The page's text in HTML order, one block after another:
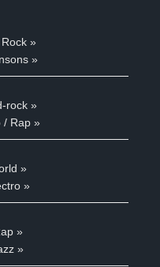
»
»
rock »
/ Rap »
»
»
»
»